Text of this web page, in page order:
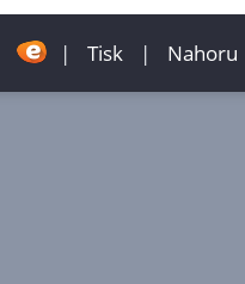
| Tisk | Nahoru